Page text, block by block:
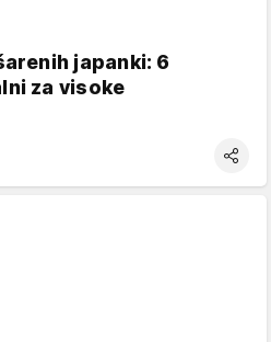
japanki: 6
za visoke